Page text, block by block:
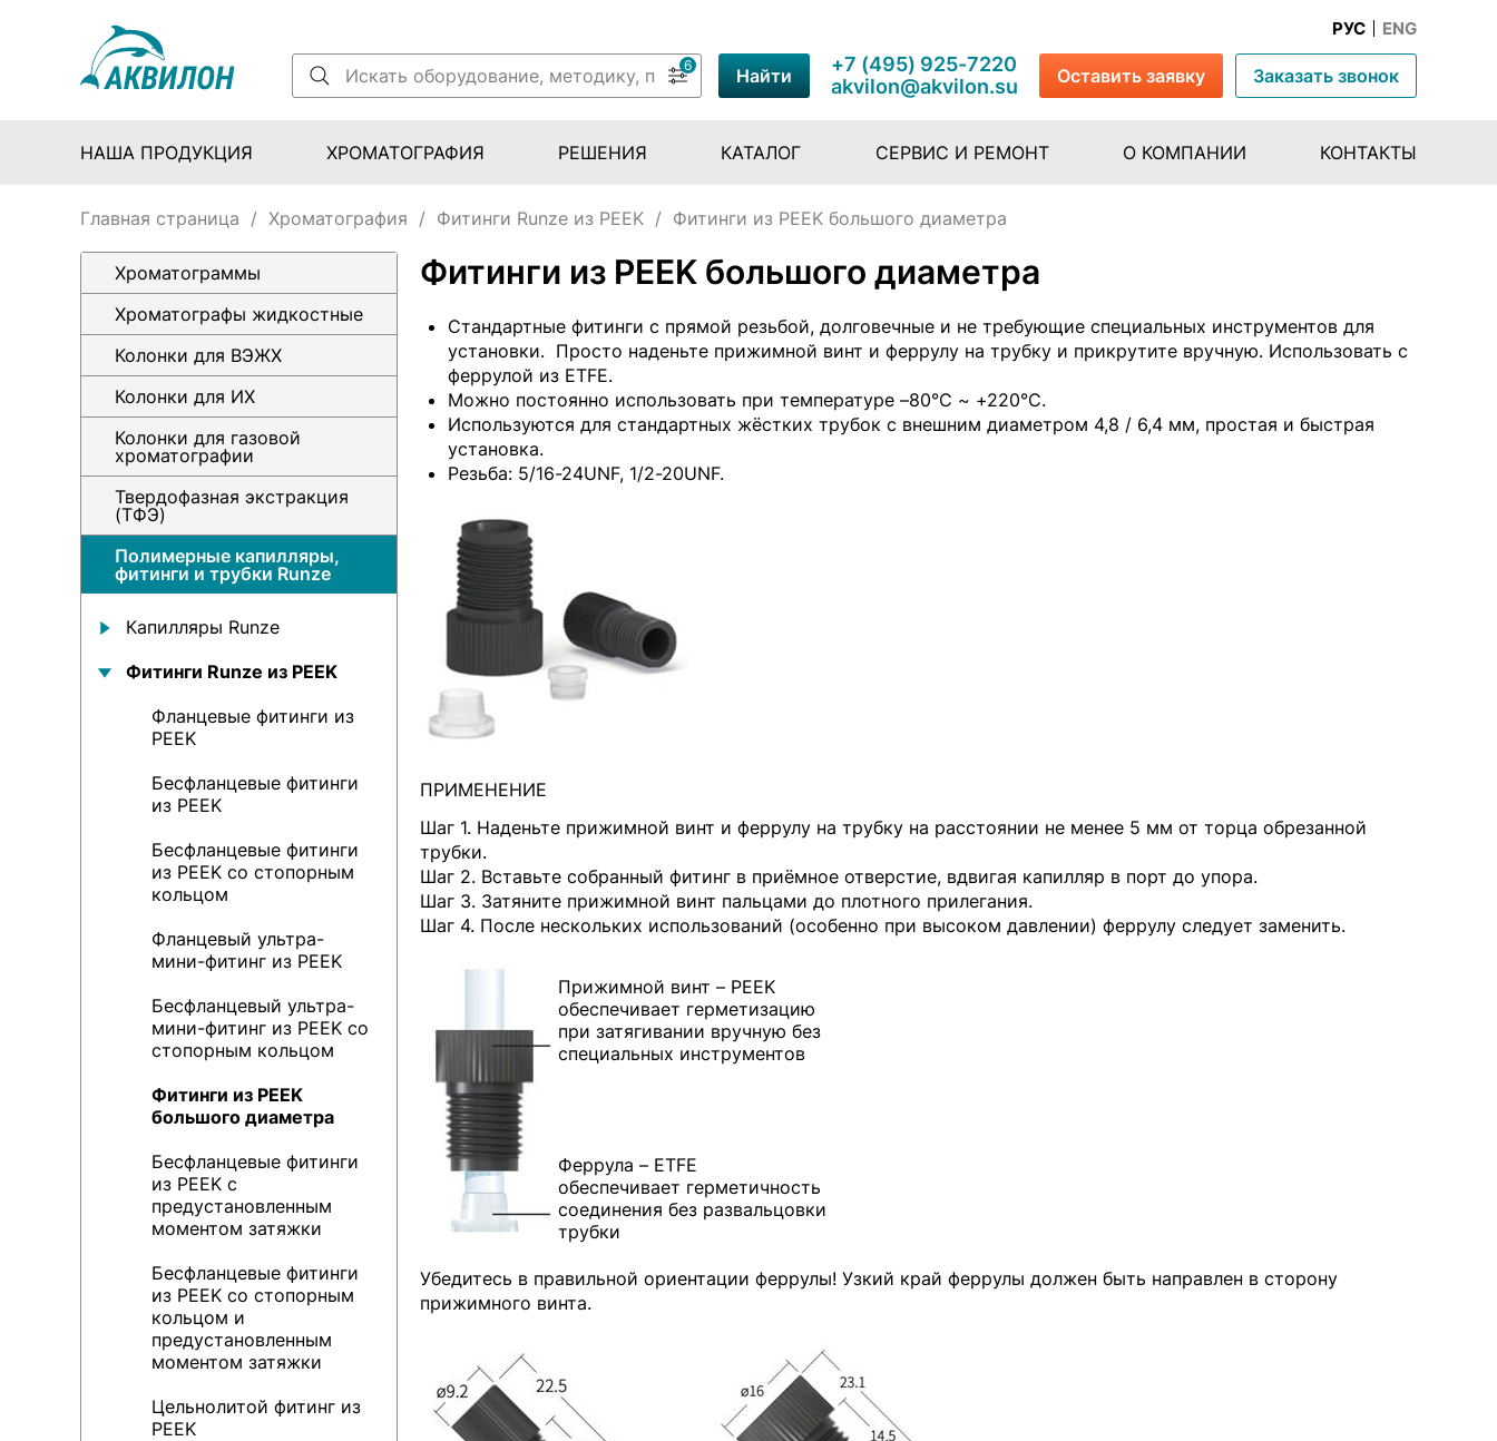
РУС ENG
6 Найти
+7 (495) 925-7220
akvilon@akvilon.su
Оставить заявку Заказать звонок
НАША ПРОДУКЦИЯ ХРОМАТОГРАФИЯ РЕШЕНИЯ КАТАЛОГ СЕРВИС И РЕМОНТ О КОМПАНИИ КОНТАКТЫ
Главная страница / Хроматография / Фитинги Runze из PEEK / Фитинги из PEEK большого диаметра
Фитинги из PEEK большого диаметра
Стандартные фитинги с прямой резьбой, долговечные и не требующие специальных инструментов для
установки. Просто наденьте прижимной винт и феррулу на трубку и прикрутите вручную. Использовать с
феррулой из ETFE.
Можно постоянно использовать при температуре –80°C ~ +220°C.
Используются для стандартных жёстких трубок с внешним диаметром 4,8 / 6,4 мм, простая и быстрая
установка.
Резьба: 5/16-24UNF, 1/2-20UNF.
ПРИМЕНЕНИЕ
Шаг 1. Наденьте прижимной винт и феррулу на трубку на расстоянии не менее 5 мм от торца обрезанной
трубки.
Шаг 2. Вставьте собранный фитинг в приёмное отверстие, вдвигая капилляр в порт до упора.
Шаг 3. Затяните прижимной винт пальцами до плотного прилегания.
Шаг 4. После нескольких использований (особенно при высоком давлении) феррулу следует заменить.
Прижимной винт – PEEK
обеспечивает герметизацию
при затягивании вручную без
специальных инструментов
Феррула – ETFE
обеспечивает герметичность
соединения без развальцовки
трубки
Убедитесь в правильной ориентации феррулы! Узкий край феррулы должен быть направлен в сторону
прижимного винта.
Хроматограммы
Хроматографы жидкостные
Колонки для ВЭЖХ
Колонки для ИХ
Колонки для газовой
хроматографии
Твердофазная экстракция
(ТФЭ)
Полимерные капилляры,
фитинги и трубки Runze
Капилляры Runze
Фитинги Runze из PEEK
Фланцевые фитинги из
PEEK
Бесфланцевые фитинги
из PEEK
Бесфланцевые фитинги
из PEEK со стопорным
кольцом
Фланцевый ультра-
мини-фитинг из PEEK
Бесфланцевый ультра-
мини-фитинг из PEEK со
стопорным кольцом
Фитинги из PEEK
большого диаметра
Бесфланцевые фитинги
из PEEK с
предустановленным
моментом затяжки
Бесфланцевые фитинги
из PEEK со стопорным
кольцом и
предустановленным
моментом затяжки
Цельнолитой фитинг из
PEEK